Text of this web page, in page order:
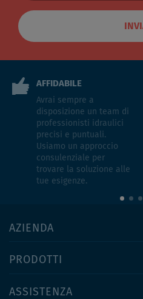
AFFIDABILE
Avrai sempre a
disposizione un team di
professionisti idraulici
precisi e puntuali.
Usiamo un approccio
consulenziale per
trovare la soluzione alle
tue esigenze.
AZIENDA
PRODOTTI
ASSISTENZA